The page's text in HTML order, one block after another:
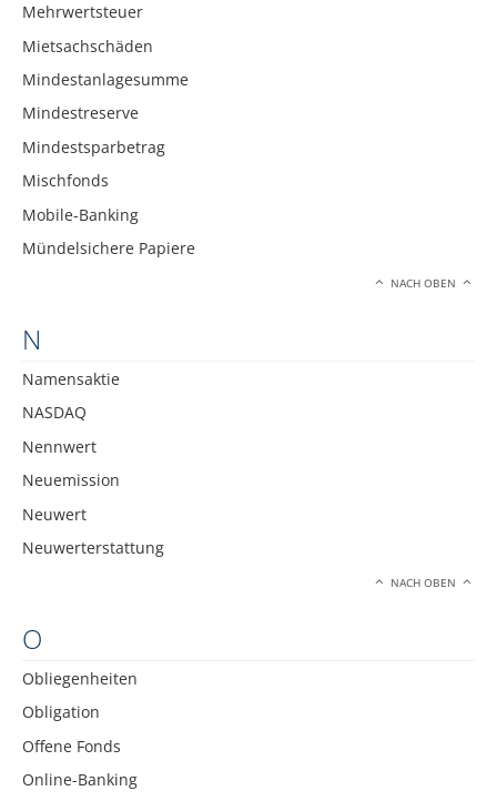
Mehrwertsteuer
Mietsachschäden
Mindestanlagesumme
Mindestreserve
Mindestsparbetrag
Mischfonds
Mobile-Banking
Mündelsichere Papiere
NACH OBEN
N
Namensaktie
NASDAQ
Nennwert
Neuemission
Neuwert
Neuwerterstattung
NACH OBEN
O
Obliegenheiten
Obligation
Offene Fonds
Online-Banking